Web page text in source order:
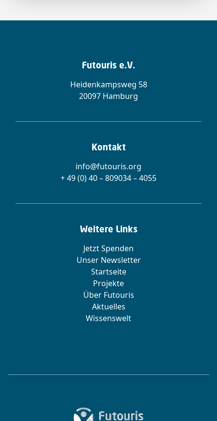
Futouris e.V.
Heidenkampsweg 58
20097 Hamburg
Kontakt
info@futouris.org
+ 49 (0) 40 – 809034 – 4055
Weitere Links
Jetzt Spenden
Unser Newsletter
Startseite
Projekte
Über Futouris
Aktuelles
Wissenswelt
Zur Startseite von Futouris e.V.